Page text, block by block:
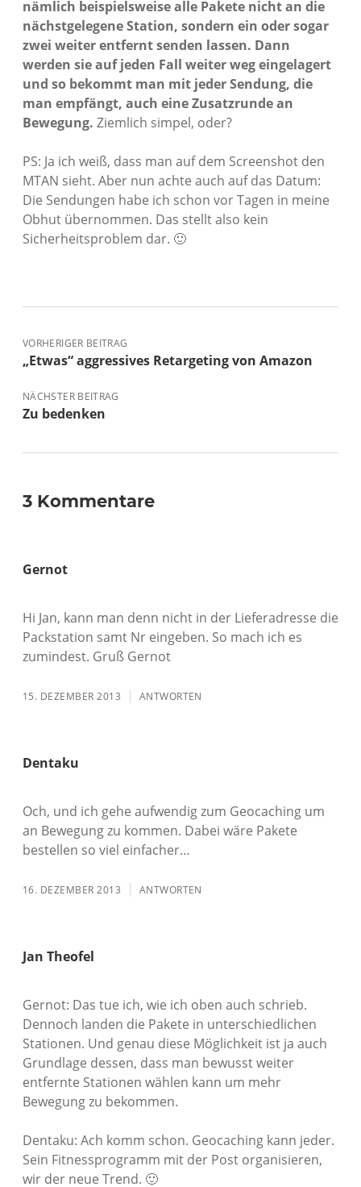
nämlich beispielsweise alle Pakete nicht an die
nächstgelegene Station, sondern ein oder sogar
zwei weiter entfernt senden lassen. Dann
werden sie auf jeden Fall weiter weg eingelagert
und so bekommt man mit jeder Sendung, die
man empfängt, auch eine Zusatzrunde an
Bewegung. Ziemlich simpel, oder?
PS: Ja ich weiß, dass man auf dem Screenshot den
MTAN sieht. Aber nun achte auch auf das Datum:
Die Sendungen habe ich schon vor Tagen in meine
Obhut übernommen. Das stellt also kein
Sicherheitsproblem dar. 🙂
VORHERIGER BEITRAG
„Etwas“ aggressives Retargeting von Amazon
NÄCHSTER BEITRAG
Zu bedenken
3 Kommentare
Gernot
Hi Jan, kann man denn nicht in der Lieferadresse die
Packstation samt Nr eingeben. So mach ich es
zumindest. Gruß Gernot
15. DEZEMBER 2013 ANTWORTEN
Dentaku
Och, und ich gehe aufwendig zum Geocaching um
an Bewegung zu kommen. Dabei wäre Pakete
bestellen so viel einfacher…
16. DEZEMBER 2013 ANTWORTEN
Jan Theofel
Gernot: Das tue ich, wie ich oben auch schrieb.
Dennoch landen die Pakete in unterschiedlichen
Stationen. Und genau diese Möglichkeit ist ja auch
Grundlage dessen, dass man bewusst weiter
entfernte Stationen wählen kann um mehr
Bewegung zu bekommen.
Dentaku: Ach komm schon. Geocaching kann jeder.
Sein Fitnessprogramm mit der Post organisieren,
wir der neue Trend. 🙂